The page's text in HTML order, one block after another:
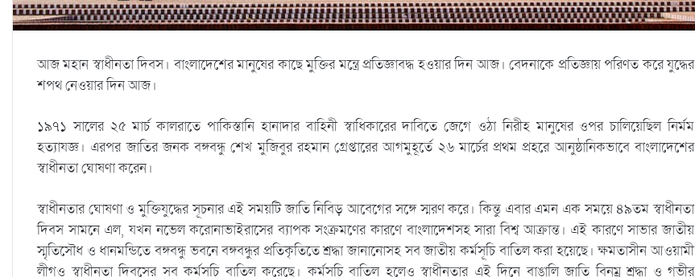
আজ মহান স্বাধীনতা দিবস। বাংলাদেশের মানুষের কাছে মুক্তির মন্ত্রে প্রতিজ্ঞাবদ্ধ হওয়ার দিন আজ। বেদনাকে প্রতিজ্ঞায় পরিণত করে যুদ্ধের
শপথ নেওয়ার দিন আজ।
১৯৭১ সালের ২৫ মার্চ কালরাতে পাকিস্তানি হানাদার বাহিনী স্বাধিকারের দাবিতে জেগে ওঠা নিরীহ মানুষের ওপর চালিয়েছিল নির্মম
হত্যাযজ্ঞ। এরপর জাতির জনক বঙ্গবন্ধু শেখ মুজিবুর রহমান গ্রেপ্তারের আগমুহূর্তে ২৬ মার্চের প্রথম প্রহরে আনুষ্ঠানিকভাবে বাংলাদেশের
স্বাধীনতা ঘোষণা করেন।
স্বাধীনতার ঘোষণা ও মুক্তিযুদ্ধের সূচনার এই সময়টি জাতি নিবিড় আবেগের সঙ্গে স্মরণ করে। কিন্তু এবার এমন এক সময়ে ৪৯তম স্বাধীনতা
দিবস সামনে এল, যখন নভেল করোনাভাইরাসের ব্যাপক সংক্রমণের কারণে বাংলাদেশসহ সারা বিশ্ব আক্রান্ত। এই কারণে সাভার জাতীয়
স্মৃতিসৌধ ও ধানমন্ডিতে বঙ্গবন্ধু ভবনে বঙ্গবন্ধুর প্রতিকৃতিতে শ্রদ্ধা জানানোসহ সব জাতীয় কর্মসূচি বাতিল করা হয়েছে। ক্ষমতাসীন আওয়ামী
লীগও স্বাধীনতা দিবসের সব কর্মসূচি বাতিল করেছে। কর্মসূচি বাতিল হলেও স্বাধীনতার এই দিনে বাঙালি জাতি বিনম্র শ্রদ্ধা ও গভীর